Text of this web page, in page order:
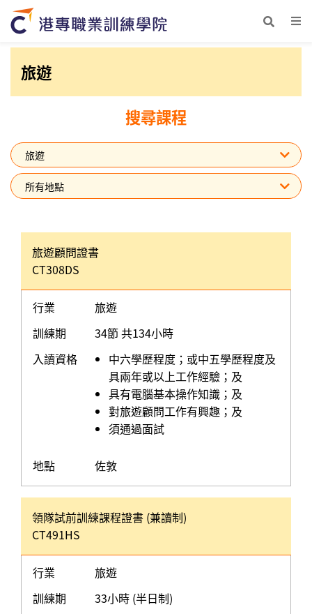
旅遊
搜尋課程
旅遊顧問證書
CT308DS
行業
旅遊
訓練期
34節 共134小時
入讀資格
中六學歷程度；或中五學歷程度及
具兩年或以上工作經驗；及
具有電腦基本操作知識；及
對旅遊顧問工作有興趣；及
須通過面試
地點 佐敦
領隊試前訓練課程證書 (兼讀制)
CT491HS
行業
旅遊
訓練期
33小時 (半日制)